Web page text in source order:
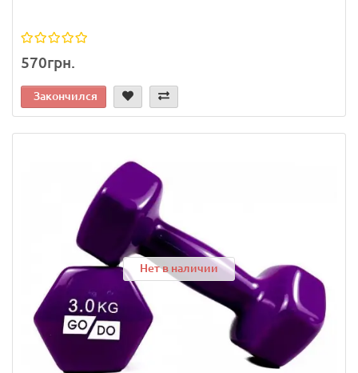
570грн.
Закончился
Нет в наличии